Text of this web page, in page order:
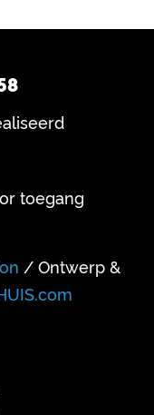
toegang
/ Ontwerp &